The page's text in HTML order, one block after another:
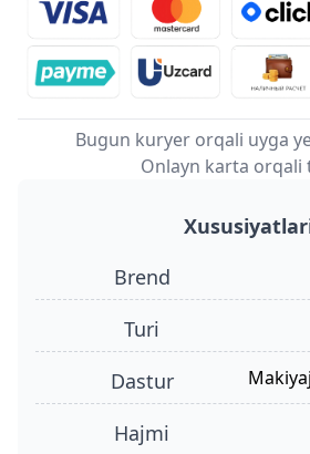
Bugun kuryer orqali uyga
Onlayn karta orqali
Brend
turi
dastur
hajmi